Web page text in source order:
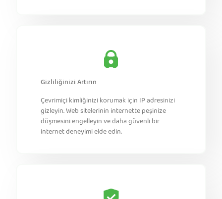
Gizliliğinizi Artırın
Çevrimiçi kimliğinizi korumak için IP adresinizi
gizleyin. Web sitelerinin internette peşinize
düşmesini engelleyin ve daha güvenli bir
internet deneyimi elde edin.